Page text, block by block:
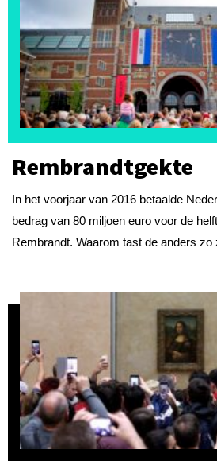
Rembrandtgekte
In het voorjaar van 2016 betaalde
bedrag van 80 miljoen euro voor de
Rembrandt. Waarom tast de anders zo